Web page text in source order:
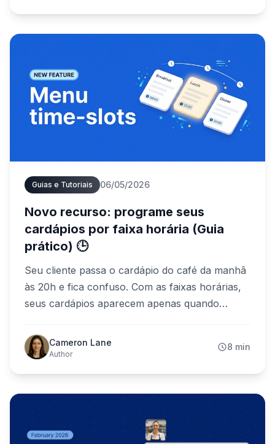
Guias e Tutoriais 06/05/2026
Novo recurso: programe seus
cardápios por faixa horária (Guia
prático) 🕒
Seu cliente passa o cardápio do café da manhã
às 20h e fica confuso. Com as faixas horárias,
seus cardápios aparecem apenas quando
os casos de uso que você vai amar.
Cameron Lane
Author
8 min